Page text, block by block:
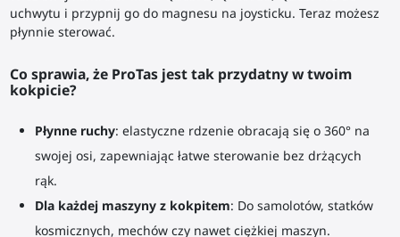
uchwytu i przypnij go do magnesu na joysticku. Teraz możesz
płynnie sterować.
Co sprawia, że ProTas jest tak przydatny w twoim
kokpicie?
Płynne ruchy: elastyczne rdzenie obracają się o 360° na
swojej osi, zapewniając łatwe sterowanie bez drżących
rąk.
Dla każdej maszyny z kokpitem: Do samolotów, statków
kosmicznych, mechów czy nawet ciężkiej maszyn.